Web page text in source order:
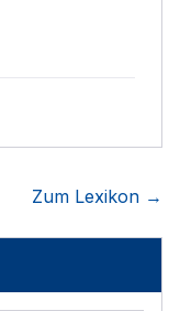
Zum Lexikon →